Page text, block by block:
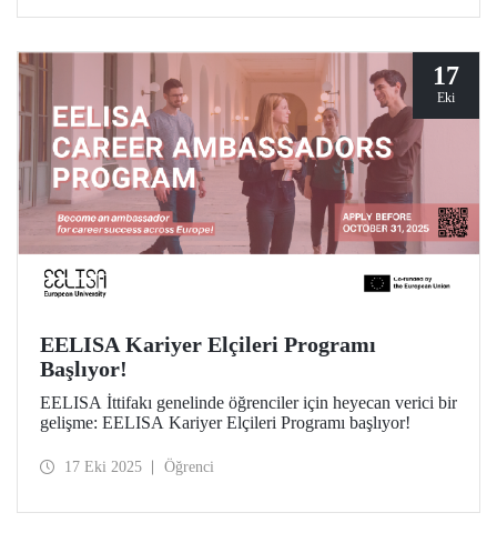
17
Eki
EELISA Kariyer Elçileri Programı
Başlıyor!
EELISA İttifakı genelinde öğrenciler için heyecan verici bir
gelişme: EELISA Kariyer Elçileri Programı başlıyor!
17 Eki 2025 Öğrenci